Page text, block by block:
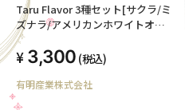
Taru Flavor 3種セット[サクラ/ミ
ズナラ/アメリカンホワイトオー
ク]
3,300 (税込)
有明産業株式会社